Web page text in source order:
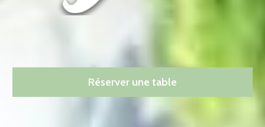
Réserver une table